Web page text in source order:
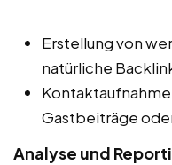
Erstellung von
natürliche
Gastbeiträge
Analyse und